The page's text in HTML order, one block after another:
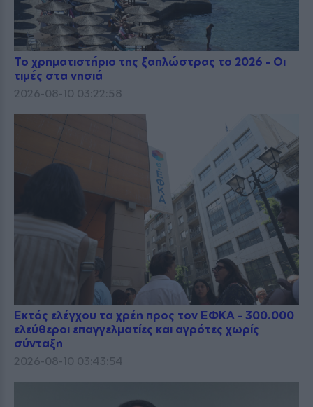
Το χρηματιστήριο της ξαπλώστρας το 2026 - Οι
τιμές στα νησιά
2026-08-10 03:22:58
Εκτός ελέγχου τα χρέη προς τον ΕΦΚΑ - 300.000
ελεύθεροι επαγγελματίες και αγρότες χωρίς
σύνταξη
2026-08-10 03:43:54